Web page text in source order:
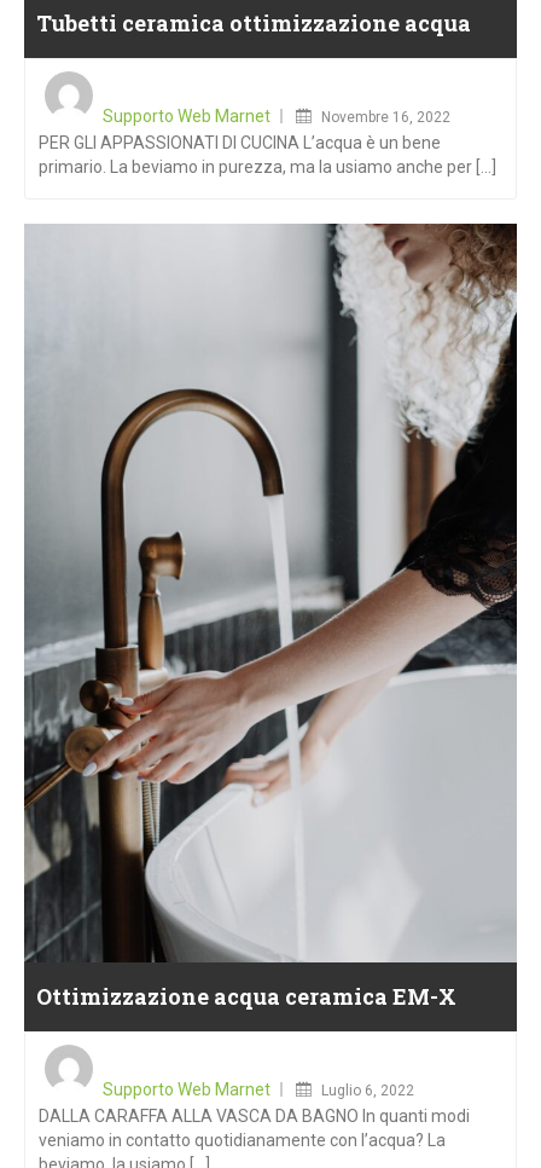
Tubetti ceramica ottimizzazione acqua
Supporto Web Marnet
Novembre 16, 2022
PER GLI APPASSIONATI DI CUCINA L’acqua è un bene
primario. La beviamo in purezza, ma la usiamo anche per [...]
Ottimizzazione acqua ceramica EM-X
Supporto Web Marnet
Luglio 6, 2022
DALLA CARAFFA ALLA VASCA DA BAGNO In quanti modi
veniamo in contatto quotidianamente con l’acqua? La